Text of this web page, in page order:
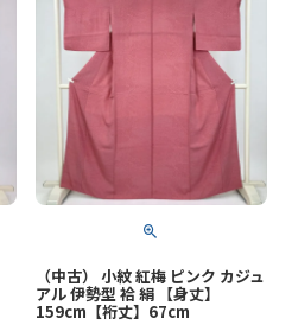
（中古） 小紋 紅梅 ピンク カジュ
アル 伊勢型 袷 絹 【身丈】
159cm【裄丈】67cm